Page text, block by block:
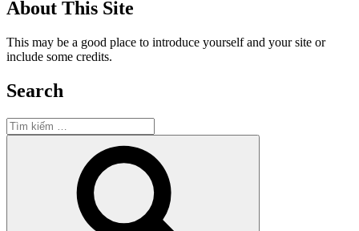
About This Site
This may be a good place to introduce yourself and your site or
include some credits.
Search
Tìm
kiếm: